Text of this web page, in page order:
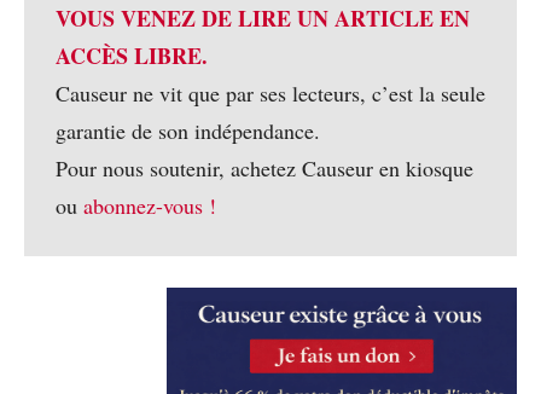
VOUS VENEZ DE LIRE UN ARTICLE EN
ACCÈS LIBRE.
Causeur ne vit que par ses lecteurs, c’est la seule
garantie de son indépendance.
Pour nous soutenir, achetez Causeur en kiosque
ou abonnez-vous !